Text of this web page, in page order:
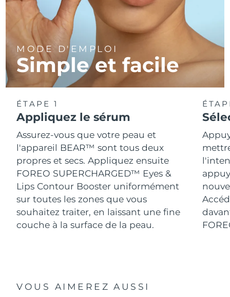
MODE D'EMPLOI
Simple et facile
ÉTAPE 1
Appliquez le sérum
Assurez-vous que votre peau et
l'appareil BEAR™ sont tous deux
propres et secs. Appliquez ensuite
FOREO SUPERCHARGED™ Eyes &
Lips Contour Booster uniformément
sur toutes les zones que vous
souhaitez traiter, en laissant une fine
couche à la surface de la peau.
VOUS AIMEREZ AUSSI